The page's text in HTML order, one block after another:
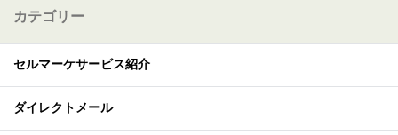
カテゴリー
セルマーケサービス紹介
ダイレクトメール